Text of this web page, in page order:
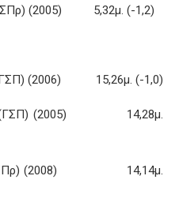
(2005) 5,32μ. (-1,2)
(ΓΣΠ) (2006) 15,26μ. (-1,0)
(ΓΣΠ) (2005) 14,28μ.
(ΓΣΠρ) (2008) 14,14μ.